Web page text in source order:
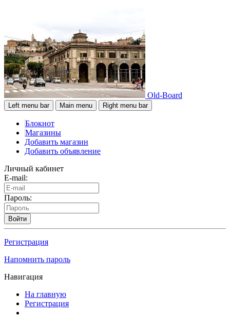
Old-Board
Left menu bar Main menu Right menu bar
Блокнот
Магазины
Добавить магазин
Добавить объявление
Личный кабинет
E-mail:
Пароль:
Войти
Регистрация
Напомнить пароль
Навигация
На главную
Регистрация